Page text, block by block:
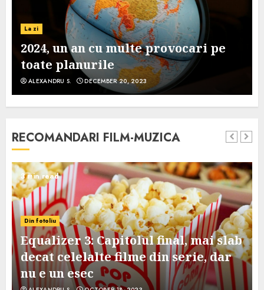
La zi
2024, un an cu multe provocari pe
toate planurile
ALEXANDRU S. DECEMBER 20, 2023
RECOMANDARI FILM-MUZICA
3 min read
Din fotoliu
Equalizer 3: Capitolul final, mai slab
decat celelalte filme din serie, dar
nu e un esec